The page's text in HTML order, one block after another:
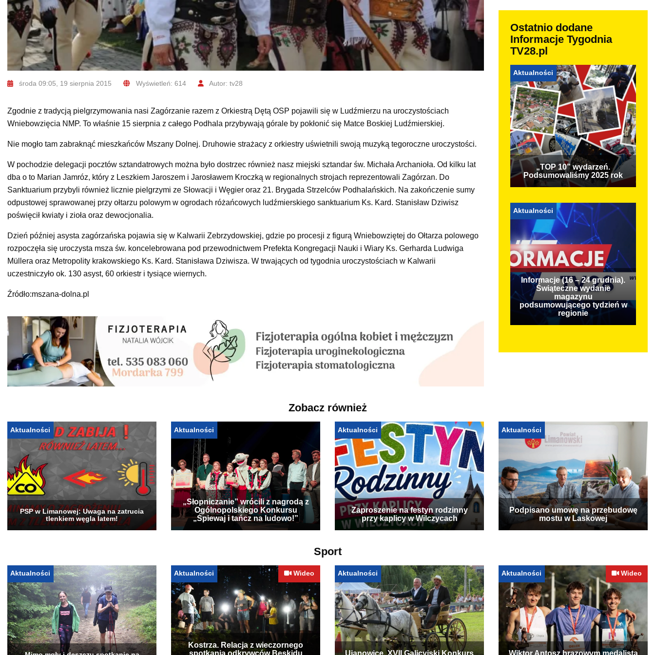
środa 09:05, 19 sierpnia 2015 Wyświetleń: 614 Autor: tv28
Zgodnie z tradycją pielgrzymowania nasi Zagórzanie razem z Orkiestrą Dętą OSP pojawili się w Ludźmierzu na uroczystościach
Wniebowzięcia NMP. To właśnie 15 sierpnia z całego Podhala przybywają górale by pokłonić się Matce Boskiej Ludźmierskiej.
Nie mogło tam zabraknąć mieszkańców Mszany Dolnej. Druhowie strażacy z orkiestry uświetnili swoją muzyką tegoroczne uroczystości.
W pochodzie delegacji pocztów sztandatrowych można było dostrzec również nasz miejski sztandar św. Michała Archanioła. Od kilku lat
dba o to Marian Jamróz, który z Leszkiem Jaroszem i Jarosławem Kroczką w regionalnych strojach reprezentowali Zagórzan. Do
Sanktuarium przybyli również licznie pielgrzymi ze Słowacji i Węgier oraz 21. Brygada Strzelców Podhalańskich. Na zakończenie sumy
odpustowej sprawowanej przy ołtarzu polowym w ogrodach różańcowych ludźmierskiego sanktuarium Ks. Kard. Stanisław Dziwisz
poświęcił kwiaty i zioła oraz dewocjonalia.
Dzień później asysta zagórzańska pojawia się w Kalwarii Zebrzydowskiej, gdzie po procesji z figurą Wniebowziętej do Ołtarza polowego
rozpoczęła się uroczysta msza św. koncelebrowana pod przewodnictwem Prefekta Kongregacji Nauki i Wiary Ks. Gerharda Ludwiga
Müllera oraz Metropolity krakowskiego Ks. Kard. Stanisława Dziwisza. W trwających od tygodnia uroczystościach w Kalwarii
uczestniczyło ok. 130 asyst, 60 orkiestr i tysiące wiernych.
Źródło:mszana-dolna.pl
Ostatnio dodane
Informacje Tygodnia
TV28.pl
Aktualności
„TOP 10” wydarzeń.
Podsumowaliśmy 2025 rok
Aktualności
Informacje (16 – 24 grudnia).
Świąteczne wydanie
magazynu
podsumowującego tydzień w
regionie
Zobacz również
Aktualności
PSP w Limanowej: Uwaga na zatrucia
tlenkiem węgla latem!
Aktualności
„Słopniczanie” wrócili z nagrodą z
Ogólnopolskiego Konkursu
„Śpiewaj i tańcz na ludowo!”
Aktualności
Zaproszenie na festyn rodzinny
przy kaplicy w Wilczycach
Aktualności
Podpisano umowę na przebudowę
mostu w Laskowej
Sport
Aktualności Aktualności Wideo
Kostrza. Relacja z wieczornego
Aktualności Aktualności Wideo